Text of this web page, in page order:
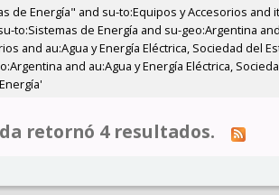
Energía" and su-to:Equipos y Accesorios and
to:Sistemas de Energía and su-geo:Argentina
and au:Agua y Energía Eléctrica, Sociedad del
and au:Agua y Energía Eléctrica,
retornó 4 resultados.